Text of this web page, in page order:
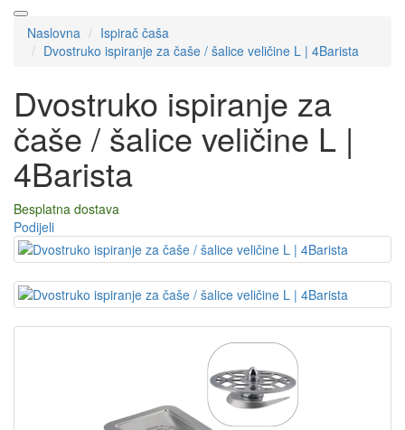
Naslovna
Ispirač čaša
Dvostruko ispiranje za čaše / šalice veličine L | 4Barista
Dvostruko ispiranje za
čaše / šalice veličine L |
4Barista
Besplatna dostava
Podijeli